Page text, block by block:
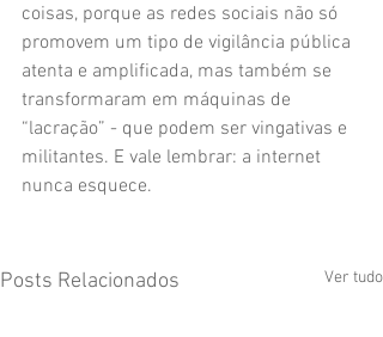
coisas, porque as redes sociais não só
promovem um tipo de vigilância pública
atenta e amplificada, mas também se
transformaram em máquinas de
“lacração” - que podem ser vingativas e
militantes. E vale lembrar: a internet
nunca esquece.
Posts Relacionados Ver tudo